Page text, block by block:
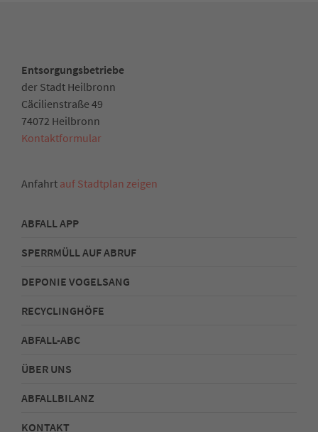
Entsorgungsbetriebe
der Stadt Heilbronn
Cäcilienstraße 49
74072 Heilbronn
Kontaktformular
Anfahrt auf Stadtplan zeigen
ABFALL APP
SPERRMÜLL AUF ABRUF
DEPONIE VOGELSANG
RECYCLINGHÖFE
ABFALL-ABC
ÜBER UNS
ABFALLBILANZ
KONTAKT